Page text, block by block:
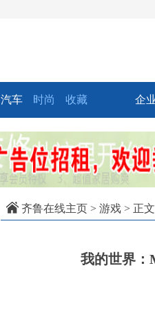
汽车 时尚 收藏 企
齐鲁在线主页 > 游戏 > 正
我的世界：